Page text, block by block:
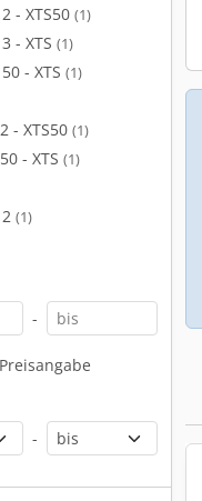
- XTS50 (1)
- XTS (1)
- XTS (1)
- XTS50 (1)
- XTS (1)
(1)
-
-